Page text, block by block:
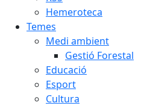
Hemeroteca
Temes
Medi ambient
Gestió Forestal
Educació
Esport
Cultura